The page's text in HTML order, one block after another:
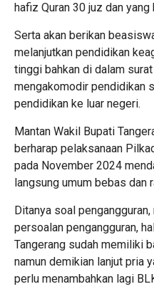
hafiz Quran 30 juz dan
Serta akan berikan
melanjutkan pendidikan
tinggi bahkan di dalam
mengakomodir pendidikan
pendidikan ke luar negeri.
Mantan Wakil Bupati
berharap pelaksanaan
pada November 2024
langsung umum bebas dan
Ditanya soal
persoalan pengangguran,
Tangerang sudah memiliki
namun demikian lanjut pria
perlu menambahkan lagi